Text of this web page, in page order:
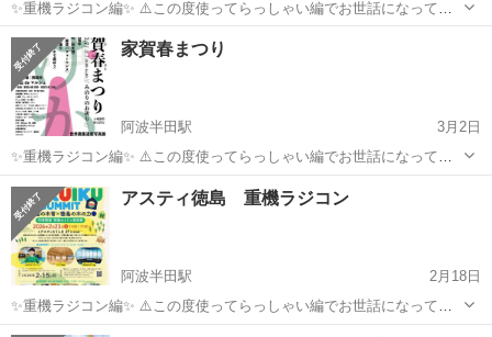
✨重機ラジコン編✨ ⚠️この度使ってらっしゃい編でお世話になってい
る私が全国初重機ラジコンを使った体験型プログラムをマルシェe.t.c.
にて開催するようになりました✨ 子供はもとより、大人まで楽しんで
いただけるようにデザイン...
徳島 美馬郡 阿波半田駅
家賀春まつり
阿波半田駅
3月2日
✨重機ラジコン編✨ ⚠️この度使ってらっしゃい編でお世話になってい
る私が全国初重機ラジコンを使った体験型プログラムをマルシェe.t.c.
にて開催するようになりました✨ 子供はもとより、大人まで楽しんで
いただけるようにデザイン...
徳島 美馬郡 阿波半田駅 その他
アスティ徳島 重機ラジコン
阿波半田駅
2月18日
✨重機ラジコン編✨ ⚠️この度使ってらっしゃい編でお世話になってい
る私が全国初重機ラジコンを使った体験型プログラム『つるぎほれほ